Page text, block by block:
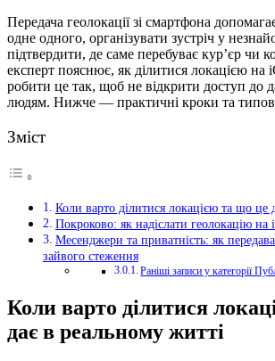
Передача геолокації зі смартфона
одне одного, організувати зустріч у
підтвердити, де саме перебуває кур’єр чи
експерт пояснює, як ділитися локацією на
робити це так, щоб не відкрити доступ до
людям. Нижче — практичні кроки та
Зміст
Коли варто ділитися локацією та що це
Покроково: як надіслати геолокацію на
Месенджери та приватність: як
зайвого стеження
Раніші записи у категорії
Коли варто ділитися
дає в реальному житті